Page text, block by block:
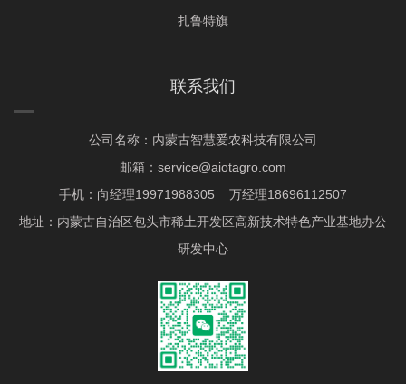
扎鲁特旗
联系我们
公司名称：内蒙古智慧爱农科技有限公司
邮箱：service@aiotagro.com
手机：向经理19971988305 万经理18696112507
地址：内蒙古自治区包头市稀土开发区高新技术特色产业基地办公
研发中心